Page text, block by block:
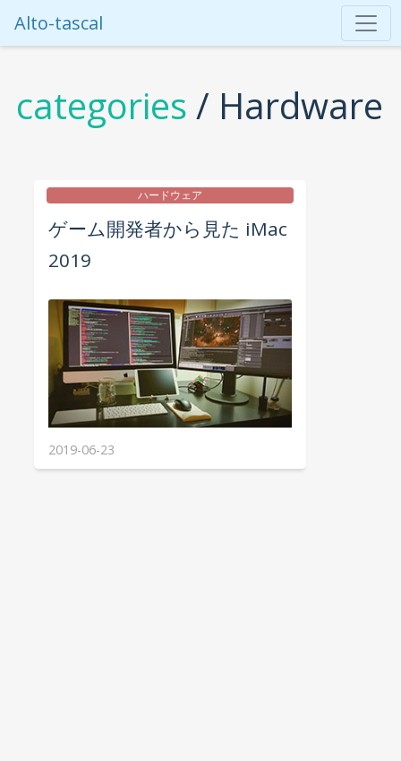
Alto-tascal
categories / Hardware
ハードウェア
ゲーム開発者から見た iMac
2019
2019-06-23